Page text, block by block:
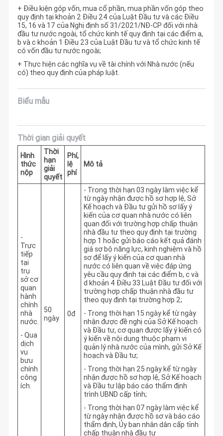
+ Điều kiện góp vốn, mua cổ phần, mua phần vốn góp theo
quy định tại khoản 2 Điều 24 của Luật Đầu tư và các Điều
15, 16 và 17 của Nghị định số 31/2021/NĐ-CP đối với nhà
đầu tư nước ngoài, tổ chức kinh tế quy định tại các điểm a,
b và c khoản 1 Điều 23 của Luật Đầu tư và tổ chức kinh tế
có vốn đầu tư nước ngoài;
+ Thực hiện các nghĩa vụ về tài chính với Nhà nước (nếu
có) theo quy định của pháp luật.
Biểu mẫu
Thời gian giải quyết
Hình
thức
nộp
Thời
hạn
giải
quyết
Phí,
lệ
phí
Mô tả
-
Trực
tiếp
tại
trụ
sở cơ
quan
hành
chính
nhà
nước.
- Qua
dịch
vụ
bưu
chính
công
ích.
50
ngày
0đ
- Trong thời hạn 03 ngày làm việc kể
từ ngày nhận được hồ sơ hợp lệ, Sở
Kế hoạch và Đầu tư gửi hồ sơ lấy ý
kiến của cơ quan nhà nước có liên
quan đối với trường hợp chấp thuận
nhà đầu tư theo quy định tại trường
hợp 1 hoặc gửi báo cáo kết quả đánh
giá sơ bộ năng lực, kinh nghiệm và hồ
sơ để lấy ý kiến của cơ quan nhà
nước có liên quan về việc đáp ứng
yêu cầu quy định tại các điểm b, c và
d khoản 4 Điều 33 Luật Đầu tư đối với
trường hợp chấp thuận nhà đầu tư
theo quy định tại trường hợp 2;
- Trong thời hạn 15 ngày kể từ ngày
nhận được đề nghị của Sở Kế hoạch
và Đầu tư, cơ quan được lấy ý kiến có
ý kiến về nội dung thuộc phạm vi
quản lý nhà nước của mình, gửi Sở Kế
hoạch và Đầu tư;
- Trong thời hạn 25 ngày kể từ ngày
nhận được hồ sơ hợp lệ, Sở Kế hoạch
và Đầu tư lập báo cáo thẩm định
trình UBND cấp tỉnh;
- Trong thời hạn 07 ngày làm việc kể
từ ngày nhận được hồ sơ và báo cáo
thẩm định, Ủy ban nhân dân cấp tỉnh
chấp thuận nhà đầu tư